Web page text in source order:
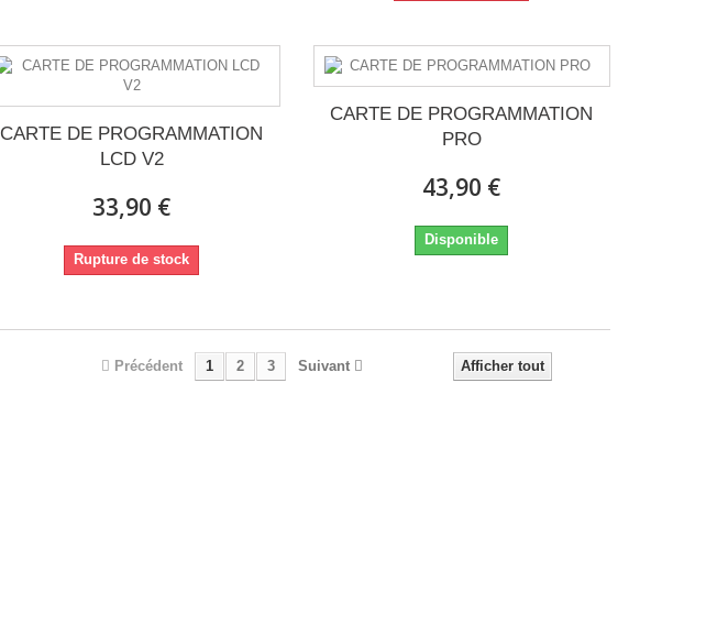
CARTE DE PROGRAMMATION
LCD V2
33,90 €
Rupture de stock
CARTE DE PROGRAMMATION
PRO
43,90 €
Disponible
Afficher tout
Précédent 1 2 3 Suivant